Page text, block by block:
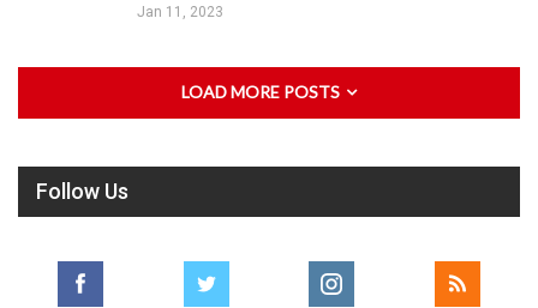
Jan 11, 2023
LOAD MORE POSTS
Follow Us